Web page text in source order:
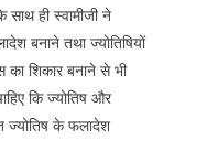
ही स्वामीजी ने
बनाने तथा ज्योतिषियों
का शिकार बनाने से भी
कि ज्योतिष और
ज्योतिष के फलादेश